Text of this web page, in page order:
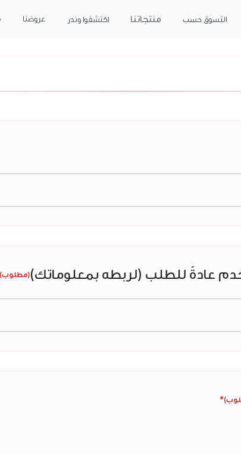
عروضنا اكتشفوا وندر منتجاتنا التسوق حسب
عادةً للطلب (لربطه بمعلوماتك)(مطلوب)
*